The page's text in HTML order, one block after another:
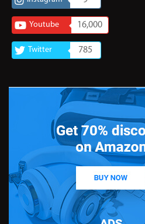
Youtube 16,000
Twitter 785